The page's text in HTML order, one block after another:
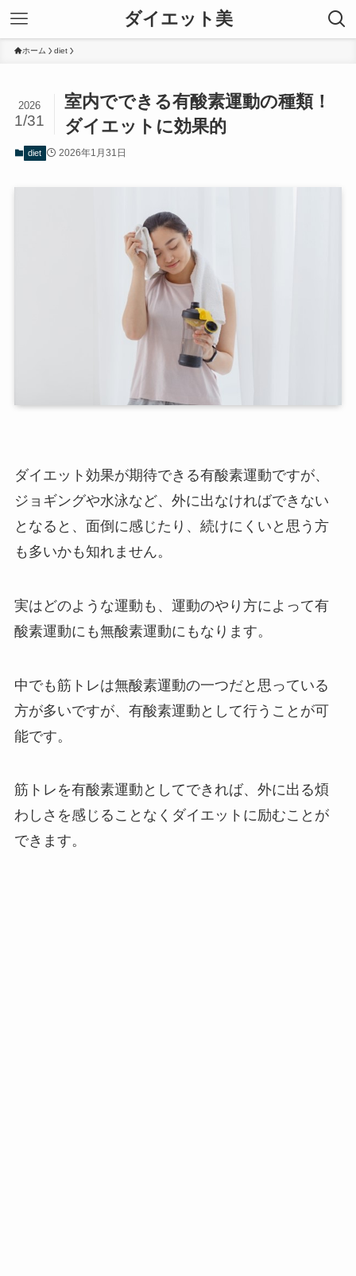
ダイエット美
ホーム diet
室内でできる有酸素運動の種類！
ダイエットに効果的
2026
1/31
diet 2026年1月31日
ダイエット効果が期待できる有酸素運動ですが、
ジョギングや水泳など、外に出なければできない
となると、面倒に感じたり、続けにくいと思う方
も多いかも知れません。
実はどのような運動も、運動のやり方によって有
酸素運動にも無酸素運動にもなります。
中でも筋トレは無酸素運動の一つだと思っている
方が多いですが、有酸素運動として行うことが可
能です。
筋トレを有酸素運動としてできれば、外に出る煩
わしさを感じることなくダイエットに励むことが
できます。